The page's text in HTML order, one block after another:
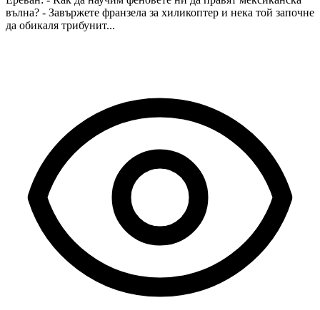
вълна? - Завържете франзела за хиликоптер и нека той започне
да обикаля трибунит...